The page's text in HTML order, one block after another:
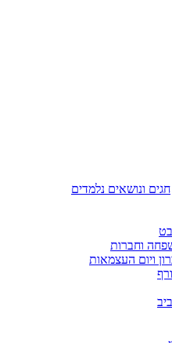
חגים ונושאים נלמדים
וחברות
ויום העצמאות